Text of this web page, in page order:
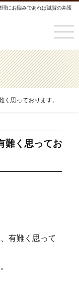
にお悩みであれば滋賀の弁護
く思っております。
難く思ってお
有難く思って